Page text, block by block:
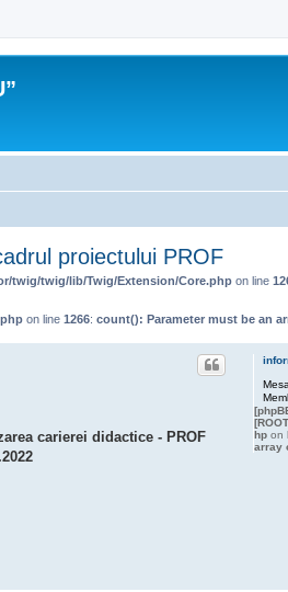
proiectului PROF
twig/twig/lib/Twig/Extension/Core.php on line
on line 1266: count(): Parameter must be an
hpon
array
carierei didactice - PROF